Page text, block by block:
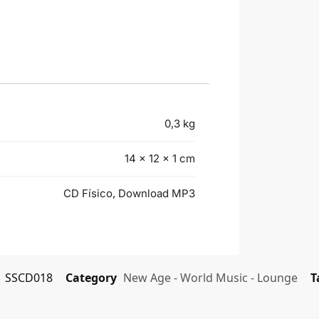
0,3 kg
14 × 12 × 1 cm
CD Físico, Download MP3
SSCD018 Category New Age - World Music - Lounge